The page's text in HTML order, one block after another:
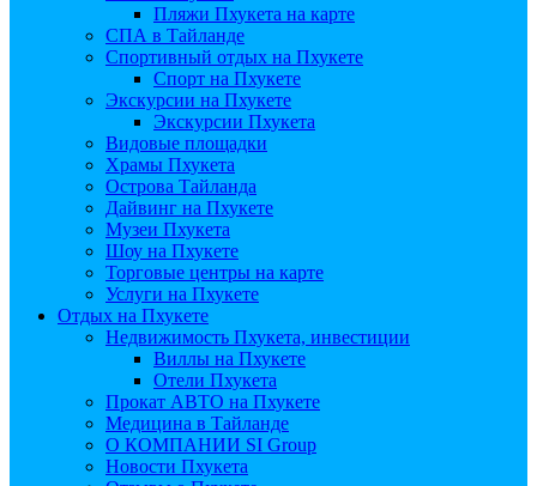
Пляжи Пхукета на карте
СПА в Тайланде
Спортивный отдых на Пхукете
Спорт на Пхукете
Экскурсии на Пхукете
Экскурсии Пхукета
Видовые площадки
Храмы Пхукета
Острова Тайланда
Дайвинг на Пхукете
Музеи Пхукета
Шоу на Пхукете
Торговые центры на карте
Услуги на Пхукете
Отдых на Пхукете
Недвижимость Пхукета, инвестиции
Виллы на Пхукете
Отели Пхукета
Прокат АВТО на Пхукете
Медицина в Тайланде
О КОМПАНИИ SI Group
Новости Пхукета